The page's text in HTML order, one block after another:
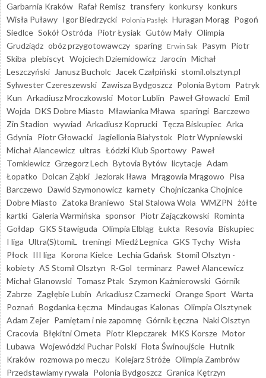
Garbarnia Kraków Rafał Remisz transfery konkursy konkurs
Wisła Puławy Igor Biedrzycki Polonia Pasłęk Huragan Morąg Pogoń
Siedlce Sokół Ostróda Piotr Łysiak Gutów Mały Olimpia
Grudziądz obóz przygotowawczy sparing Erwin Sak Pasym Piotr
Skiba plebiscyt Wojciech Dziemidowicz Jarocin Michał
Leszczyński
Janusz Bucholc Jacek Czałpiński stomil.olsztyn.pl
Sylwester Czereszewski Zawisza Bydgoszcz Polonia Bytom Patryk
Kun Arkadiusz Mroczkowski Motor Lublin Paweł Głowacki Emil
Wojda DKS Dobre Miasto Mławianka Mława sparingi Barczewo
Zin Stadion wywiad Arkadiusz Koprucki Tęcza Biskupiec Arka
Gdynia Piotr Głowacki Jagiellonia Białystok Piotr Wypniewski
Michał Alancewicz ultras Łódzki Klub Sportowy Paweł
Tomkiewicz Grzegorz Lech Bytovia Bytów licytacje Adam
Łopatko Dolcan Ząbki Jeziorak Iława Mrągowia Mrągowo Pisa
Barczewo Dawid Szymonowicz karnety Chojniczanka Chojnice
Dobre Miasto Zatoka Braniewo Stal Stalowa Wola WMZPN żółte
kartki Galeria Warmińska sponsor Piotr Zajączkowski Rominta
Gołdap GKS Stawiguda Olimpia Elbląg Łukta Resovia Biskupiec
I liga Ultra(S)tomiL treningi Miedź Legnica GKS Tychy Wisła
Płock III liga Korona Kielce Lechia Gdańsk Stomil Olsztyn -
kobiety AS Stomil Olsztyn R-Gol terminarz Paweł Alancewicz
Michał Glanowski Tomasz Ptak Szymon Kaźmierowski Górnik
Zabrze Zagłębie Lubin Arkadiusz Czarnecki Orange Sport Warta
Poznań Bogdanka Łęczna Mindaugas Kalonas Olimpia Olsztynek
Adam Zejer Pamiętam i nie zapomnę Górnik Łęczna Naki Olsztyn
Cracovia Błękitni Orneta Piotr Klepczarek MKS Korsze Motor
Lubawa Wojewódzki Puchar Polski Flota Świnoujście Hutnik
Kraków rozmowa po meczu Kolejarz Stróże Olimpia Zambrów
Przedstawiamy rywala Polonia Bydgoszcz Granica Kętrzyn